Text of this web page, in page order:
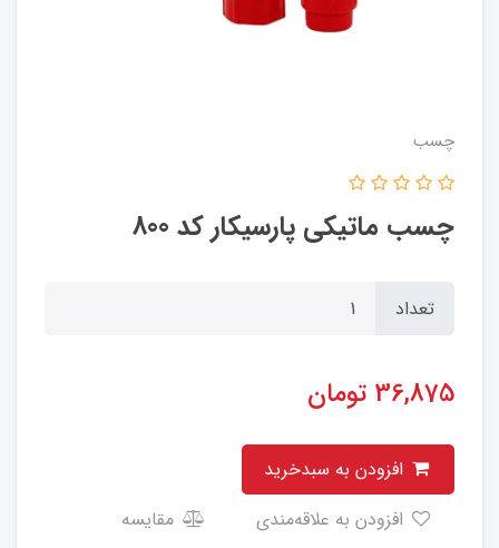
چسب
چسب ماتیکی پارسیکار کد 800
تعداد
36,875 تومان
مقایسه